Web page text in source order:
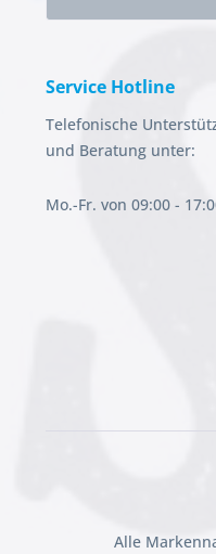
Service Hotline
Telefonische
und Beratung unter:
Mo.-Fr. von 09:00 -
Alle